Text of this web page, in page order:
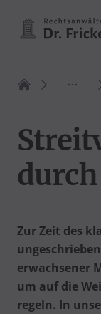
Zur Startseite
Zur Zeit des
erwachsener
um auf die
regeln. In